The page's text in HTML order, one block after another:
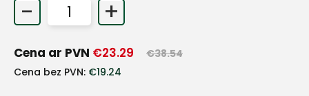
- +
Cena ar PVN €23.29 €38.54
Cena bez PVN: €19.24
Sazinies
+